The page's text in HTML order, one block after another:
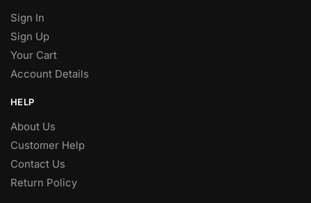
Sign In
Sign Up
Your Cart
Account Details
HELP
About Us
Customer Help
Contact Us
Return Policy